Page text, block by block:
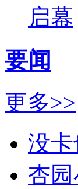
启幕
要闻
更多>>
没
杏